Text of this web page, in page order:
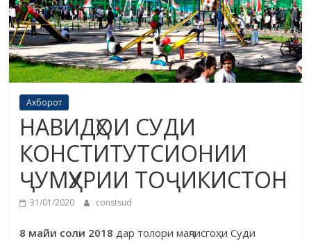
Ахборот
НАВИДҲОИ СУДИ
КОНСТИТУТСИОНИИ
ҶУМҲУРИИ ТОҶИКИСТОН
31/01/2020 constsud
8 майи соли 2018 дар толори маҷлисгоҳи Суди